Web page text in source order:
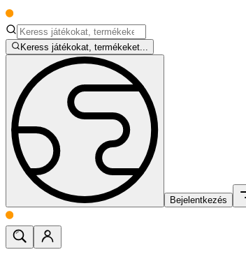
Keress játékokat, termékeket...
Bejelentkezés